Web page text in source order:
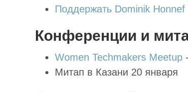
Поддержать Dominik Honnef
Конференции и
Women Techmakers Meetup
Митап в Казани 20 января